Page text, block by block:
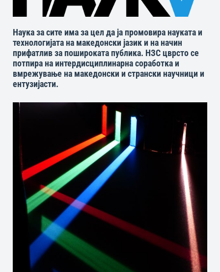
Наука за сите има за цел да ја промовира науката и
технологијата на македонски јазик и на начин
прифатлив за пошироката публика. НЗС цврсто се
потпира на интердисциплинарна соработка и
вмрежување на македонски и странски научници и
ентузијасти.